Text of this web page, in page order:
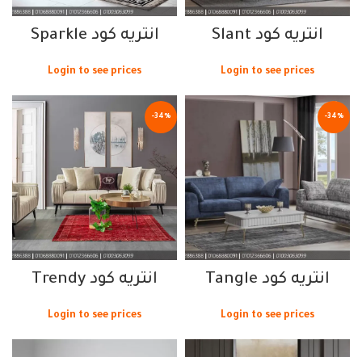
انتريه كود Slant
Login to see prices
انتريه كود Sparkle
Login to see prices
-34%
انتريه كود Tangle
Login to see prices
-34%
انتريه كود Trendy
Login to see prices